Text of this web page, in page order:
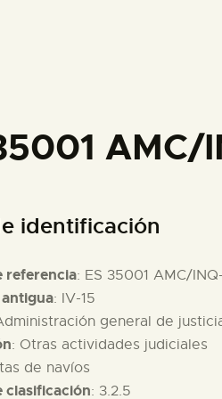
AMC/
identificación
referencia: ES 35001 AMC/
: IV-15
general de
: Otras actividades judiciales
de navíos
clasificación: 3.2.5